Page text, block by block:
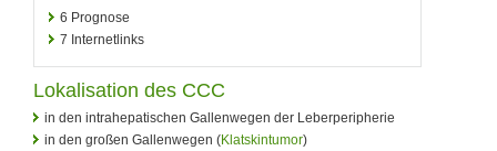
6 Prognose
7 Internetlinks
Lokalisation des CCC
in den intrahepatischen Gallenwegen der Leberperipherie
in den großen Gallenwegen (Klatskintumor)